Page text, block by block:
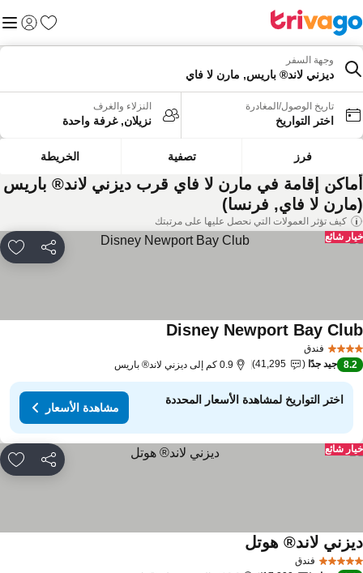
المفضلة
تسجيل
وجهة السفر
ديزني لاند® باريس, مارن لا فاي
تاريخ الوصول/المغادرة
اختر التواريخ
النزلاء والغرف
نزيلان, غرفة واحدة
فرز تصفية الخريطة
إقامة في مارن لا فاي قرب ديزني لاند® باريس
لا فاي, فرنسا)
كيف تؤثر العمولات التي نحصل عليها على مرتبتك
مشاركة
شائع
فندق
Disney Newport Bay
8.2 جيد جدًا 41,295 0.9 كم إلى ديزني لاند® باريس
اختر التواريخ لمشاهدة الأسعار المحددة
مشاهدة الأسعار
مشاركة
شائع
فندق
لاند® هوتل